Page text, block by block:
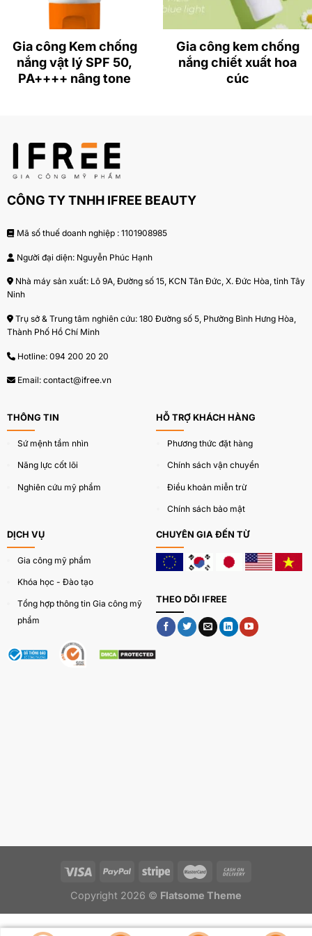
diện trước tác hại của tia UVA/UVB.
Sản phẩm không chứa cồn, không gây kích ứng,
phù hợp với mọi loại da.
Dễ dàng điều chỉnh công thức để phù hợp với yêu
Vitamin E, Hyaluronic Acid để tăng hiệu quả dưỡng
ẩm và chống lão hóa.
3. Công dụng của thành phần chính trong
công thức gia công kem chống nắng 5 màng
màng lọc được các chuyên gia về
nắngcủa IFREE nghiên cứu và phát triển)
Parsol Max, Parsol MCX, Parsol Shield:
Ngăn ngừa tác động của tia UVB gây cháy
Titanium Dioxide Nano, Zinc Oxide Nano:
an toàn.
Đặc biệt phù hợp với da nhạy cảm và
không gây bít tắc lỗ chân lông.
Vitamin E & Dầu Hướng Dương: Dưỡng da mềm
mại, giảm tình trạng khô da do nắng.
Sữa ong chúa: Làm dịu, dưỡng sáng và thúc đẩy tái
tạo làn da khỏe mạnh.
Hỗn hợp dầu Echnidium
phục hồi da và bảo vệ da trước tác động từ môi
Gia công Kem chống
nắng vật lý SPF 50,
PA++++ nâng tone
Gia công kem chống
nắng chiết xuất hoa
cúc
CÔNG TY TNHH IFREE BEAUTY
Mã số thuế doanh nghiệp : 1101908985
Người đại diện: Nguyễn Phúc Hạnh
Nhà máy sản xuất: Lô 9A, Đường số 15, KCN Tân Đức, X. Đức Hòa, tỉnh Tây
Ninh
Trụ sở & Trung tâm nghiên cứu: 180 Đường số 5, Phường Bình Hưng Hòa,
Thành Phố Hồ Chí Minh
Hotline: 094 200 20 20
Email: contact@ifree.vn
THÔNG TIN
Sứ mệnh tầm nhìn
Năng lực cốt lõi
Nghiên cứu mỹ phẩm
HỖ TRỢ KHÁCH HÀNG
Phương thức đặt hàng
Chính sách vận chuyển
Điều khoản miễn trừ
Chính sách bảo mật
DỊCH VỤ
Gia công mỹ phẩm
Khóa học - Đào tạo
Tổng hợp thông tin Gia công mỹ
phẩm
CHUYÊN GIA ĐẾN TỪ
THEO DÕI IFREE
Copyright 2026 © Flatsome Theme